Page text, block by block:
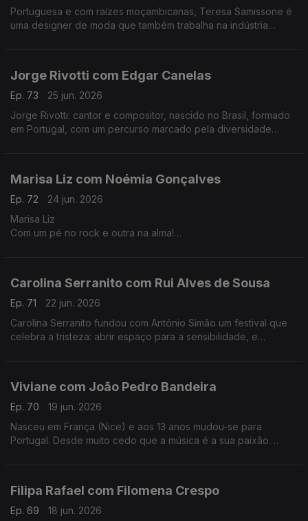
Portuguesa e com raízes moçambicanas, Teresa Samissone é
uma designer de moda que também trabalha na indústria
Jorge Rivotti com Edgar Canelas
Ep. 73
25 jun. 2026
Jorge Rivotti: cantor e compositor, nascido no Brasil, formado
em Portugal, com um percurso marcado pela diversidade
Marisa Liz com Noémia Gonçalves
Ep. 72
24 jun. 2026
Marisa Liz
Com um pé no rock e outra na alma!
Carolina Serranito com Rui Alves de Sousa
Ep. 71
22 jun. 2026
Carolina Serranito fundou com António Simão um festival que
celebra a tristeza: abrir espaço para a sensibilidade, e
Viviane com João Pedro Bandeira
Ep. 70
19 jun. 2026
Nasceu em França (Nice) e aos 13 anos mudou-se para
Portugal. Desde muito cedo que a música é a sua paixão.
Filipa Rafael com Filomena Crespo
Ep. 69
18 jun. 2026